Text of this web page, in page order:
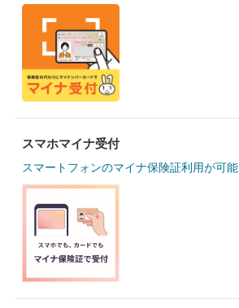
スマホマイナ受付
スマートフォンのマイナ保険証利用が可能